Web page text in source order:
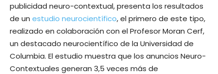
publicidad neuro-contextual, presenta los resultados
de un estudio neurocientífico, el primero de este tipo,
realizado en colaboración con el Profesor Moran Cerf,
un destacado neurocientífico de la Universidad de
Columbia. El estudio muestra que los anuncios Neuro-
Contextuales generan 3,5 veces más de